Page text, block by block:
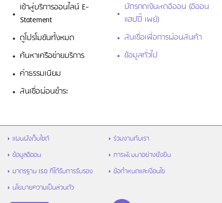
เข้าสู่บริการออนไลน์ E-
Statement
ดูโปรโมชันทั้งหมด
ค้นหาเครือข่ายบริการ
ค่าธรรมเนียม
สินเชื่อผ่อนชำระ
บัตรกดเงินสดอิออน (อิออน
แฮปปี้ เพย์)
สินเชื่อเพื่อการผ่อนสินค้า
ข้อมูลทั่วไป
แผนผังเว็บไซต์
ร่วมงานกับเรา
ข้อมูลอิออน
การพัฒนาอย่างยั่งยืน
มาตรฐาน ISO ที่ได้รับการรับรอง
ข้อกำหนดและเงื่อนไข
นโยบายความเป็นส่วนตัว